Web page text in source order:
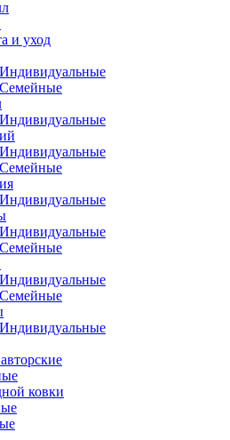
и уход
Индивидуальные
Семейные
Индивидуальные
Индивидуальные
Семейные
Индивидуальные
Индивидуальные
Семейные
Индивидуальные
Семейные
Индивидуальные
ковки